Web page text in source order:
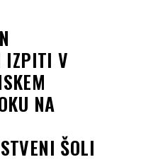
IZPITI V
NA
ŠOLI